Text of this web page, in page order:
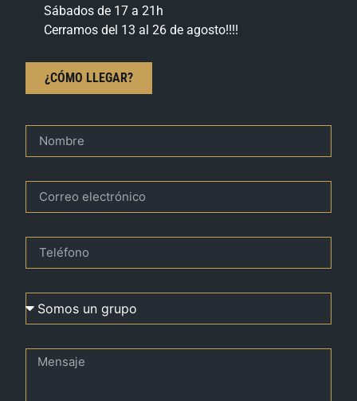
Sábados de 17 a 21h
Cerramos del 13 al 26 de agosto!!!!
¿CÓMO LLEGAR?